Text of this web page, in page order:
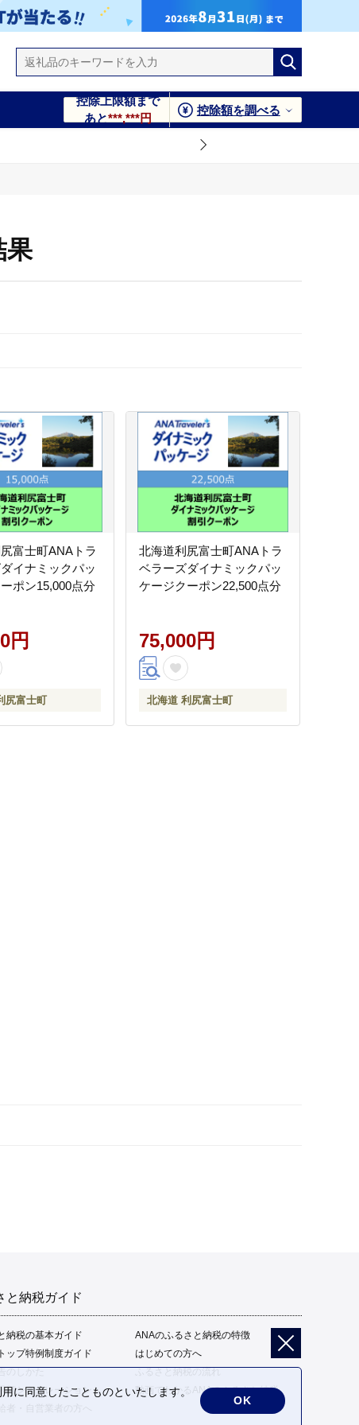
控除上限額まで
あと***,***円
控除額を調べる
果
富士町ANAトラ
イナミックパッ
ポン15,000点分
円
尻富士町
北海道利尻富士町ANAトラ
ベラーズダイナミックパッ
ケージクーポン22,500点分
75,000円
北海道 利尻富士町
と納税ガイド
納税の基本ガイド
ANAのふるさと納税の特徴
ップ特例制度ガイド
はじめての方へ
ふるさと納税の流れ
額シミュレーション
動画でわかるANAのふるさと納税
者・自営業者の方へ
に同意したことものといたします。
OK